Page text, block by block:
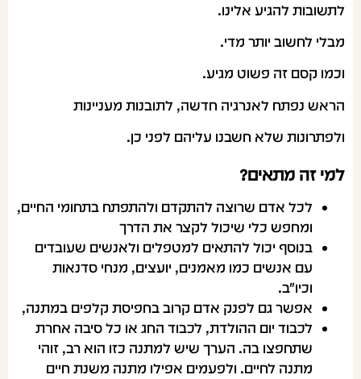
לתשובות להגיע אלינו.
מבלי לחשוב יותר מדי.
וכמו קסם זה פשוט מגיע.
הראש נפתח לאנרגיה חדשה, לתובנות מעניינות
ולפתרונות שלא חשבנו עליהם לפני כן.
למי זה מתאים?
לכל אדם שרוצה להתקדם ולהתפתח בתחומי החיים,
ומחפש כלי שיכול לקצר את הדרך
בנוסף יכול להתאים למטפלים ולאנשים שעובדים
עם אנשים כמו מאמנים, יועצים, מנחי סדנאות
וכיו"ב.
אפשר גם לפנק אדם קרוב בחפיסת קלפים במתנה,
לכבוד יום ההולדת, לכבוד החג או כל סיבה אחרת
שתחפצו בה. הערך שיש למתנה כזו הוא רב, זוהי
מתנה לחיים. ולפעמים אפילו מתנה משנת חיים